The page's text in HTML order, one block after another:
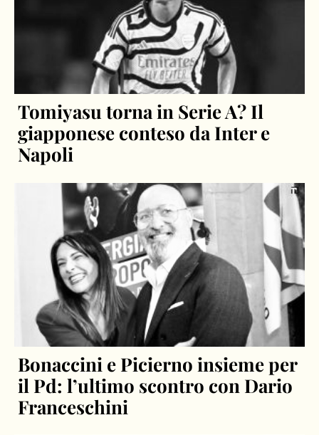
Tomiyasu torna in Serie A? Il
giapponese conteso da Inter e
Napoli
Bonaccini e Picierno insieme per
il Pd: l’ultimo scontro con Dario
Franceschini